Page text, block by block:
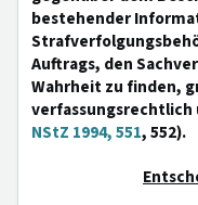
bestehender
Auftrags, den
Wahrheit zu finden,
verfassungsrechtlich
NStZ 1994, 551, 552).